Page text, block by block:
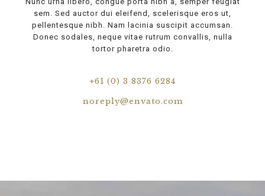
sem. Sed auctor dui eleifend, scelerisque eros ut,
pellentesque nibh. Nam lacinia suscipit accumsan.
Donec sodales, neque vitae rutrum convallis, nulla
tortor pharetra odio.
+61 (0) 3 8376 6284
noreply@envato.com